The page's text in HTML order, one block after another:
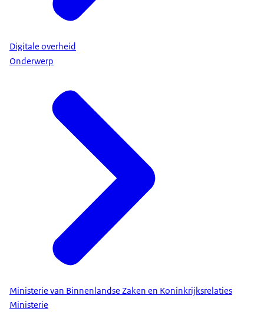
Digitale overheid
Onderwerp
Ministerie van Binnenlandse Zaken en Koninkrijksrelaties
Ministerie